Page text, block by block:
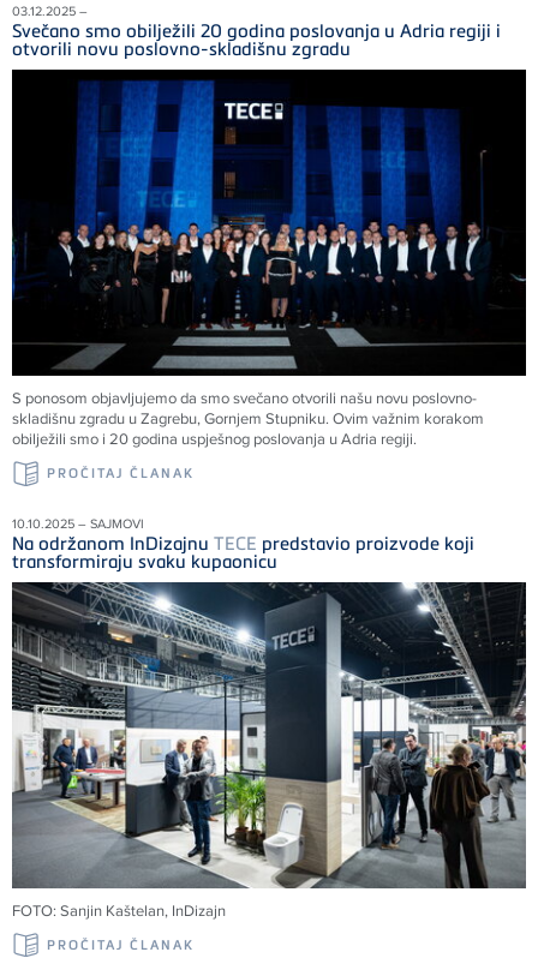
03.12.2025 –
Svečano smo obilježili 20 godina poslovanja u Adria regiji i
otvorili novu poslovno-skladišnu zgradu
S ponosom objavljujemo da smo svečano otvorili našu novu poslovno-
skladišnu zgradu u Zagrebu, Gornjem Stupniku. Ovim važnim korakom
obilježili smo i 20 godina uspješnog poslovanja u Adria regiji.
PROČITAJ ČLANAK
10.10.2025 – SAJMOVI
Na održanom InDizajnu TECE predstavio proizvode koji
transformiraju svaku kupaonicu
FOTO: Sanjin Kaštelan, InDizajn
PROČITAJ ČLANAK